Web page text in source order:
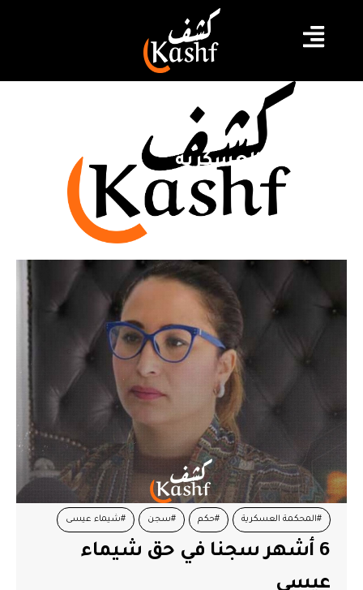
المحكمة العسكرية
#المحكمة العسكرية #حكم #سجن #شيماء عيسى
6 أشهر سجنا في حق شيماء
عيسى